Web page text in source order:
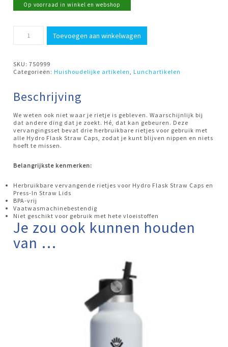
Op voorraad in winkel en webshop
aantal
Toevoegen aan winkelwagen
SKU:750999
Categorieën:Huishoudelijke artikelen ,Lunchartikelen
Beschrijving
We weten ook niet waar je rietje is gebleven. Waarschijnlijk bij
dat andere ding dat je zoekt. Hé, dat kan gebeuren. Deze
vervangingsset bevat drie herbruikbare rietjes voor gebruik met
alle Hydro Flask Straw Caps, zodat je kunt blijven nippen en niets
hoeft te missen.
Belangrijkste kenmerken:
Herbruikbare vervangende rietjes voor Hydro Flask Straw Caps en
Press-In Straw Lids
BPA-vrij
Vaatwasmachinebestendig
Niet geschikt voor gebruik met hete vloeistoffen
Je zou ook kunnen houden
van …